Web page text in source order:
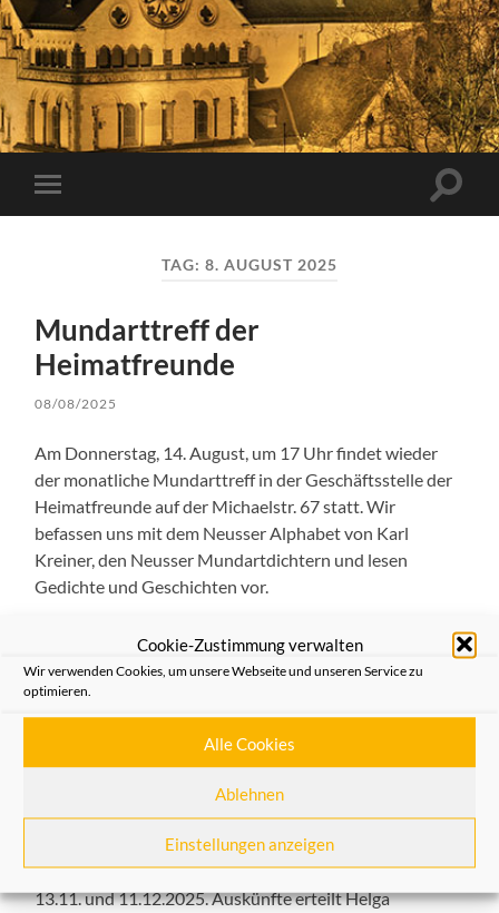
Cookie-Zustimmung verwalten
Wir verwenden Cookies, um unsere Webseite und unseren Service zu
optimieren.
Alle Cookies
Ablehnen
Einstellungen anzeigen
Mobile-
Menü
TAG: 8. AUGUST 2025
Mundarttreff der
Heimatfreunde
08/08/2025
Am Donnerstag, 14. August, um 17 Uhr findet wieder
der monatliche Mundarttreff in der Geschäftsstelle der
Heimatfreunde auf der Michaelstr. 67 statt. Wir
befassen uns mit dem Neusser Alphabet von Karl
Kreiner, den Neusser Mundartdichtern und lesen
Gedichte und Geschichten vor.
Die aktuelle Jahreszeit soll auch eine Rolle spielen.
Selbstgeschriebenes kann gerne mitgebracht werden.
Wir wollen an diesen Abenden der Mundart eine
Plattform geben und so viel wie möglich „Platt kalle“.
Eingeladen sind nicht nur Mitglieder der Heimatfreunde
Neuss sondern auch all jene, die es gerne hören und
auch sprechen wollen. Es ist wünschenswert, gute Laune
mitzubringen.
Die weiteren Termine bis zum Jahresende: 11.9., 9.10.,
13.11. und 11.12.2025. Auskünfte erteilt Helga